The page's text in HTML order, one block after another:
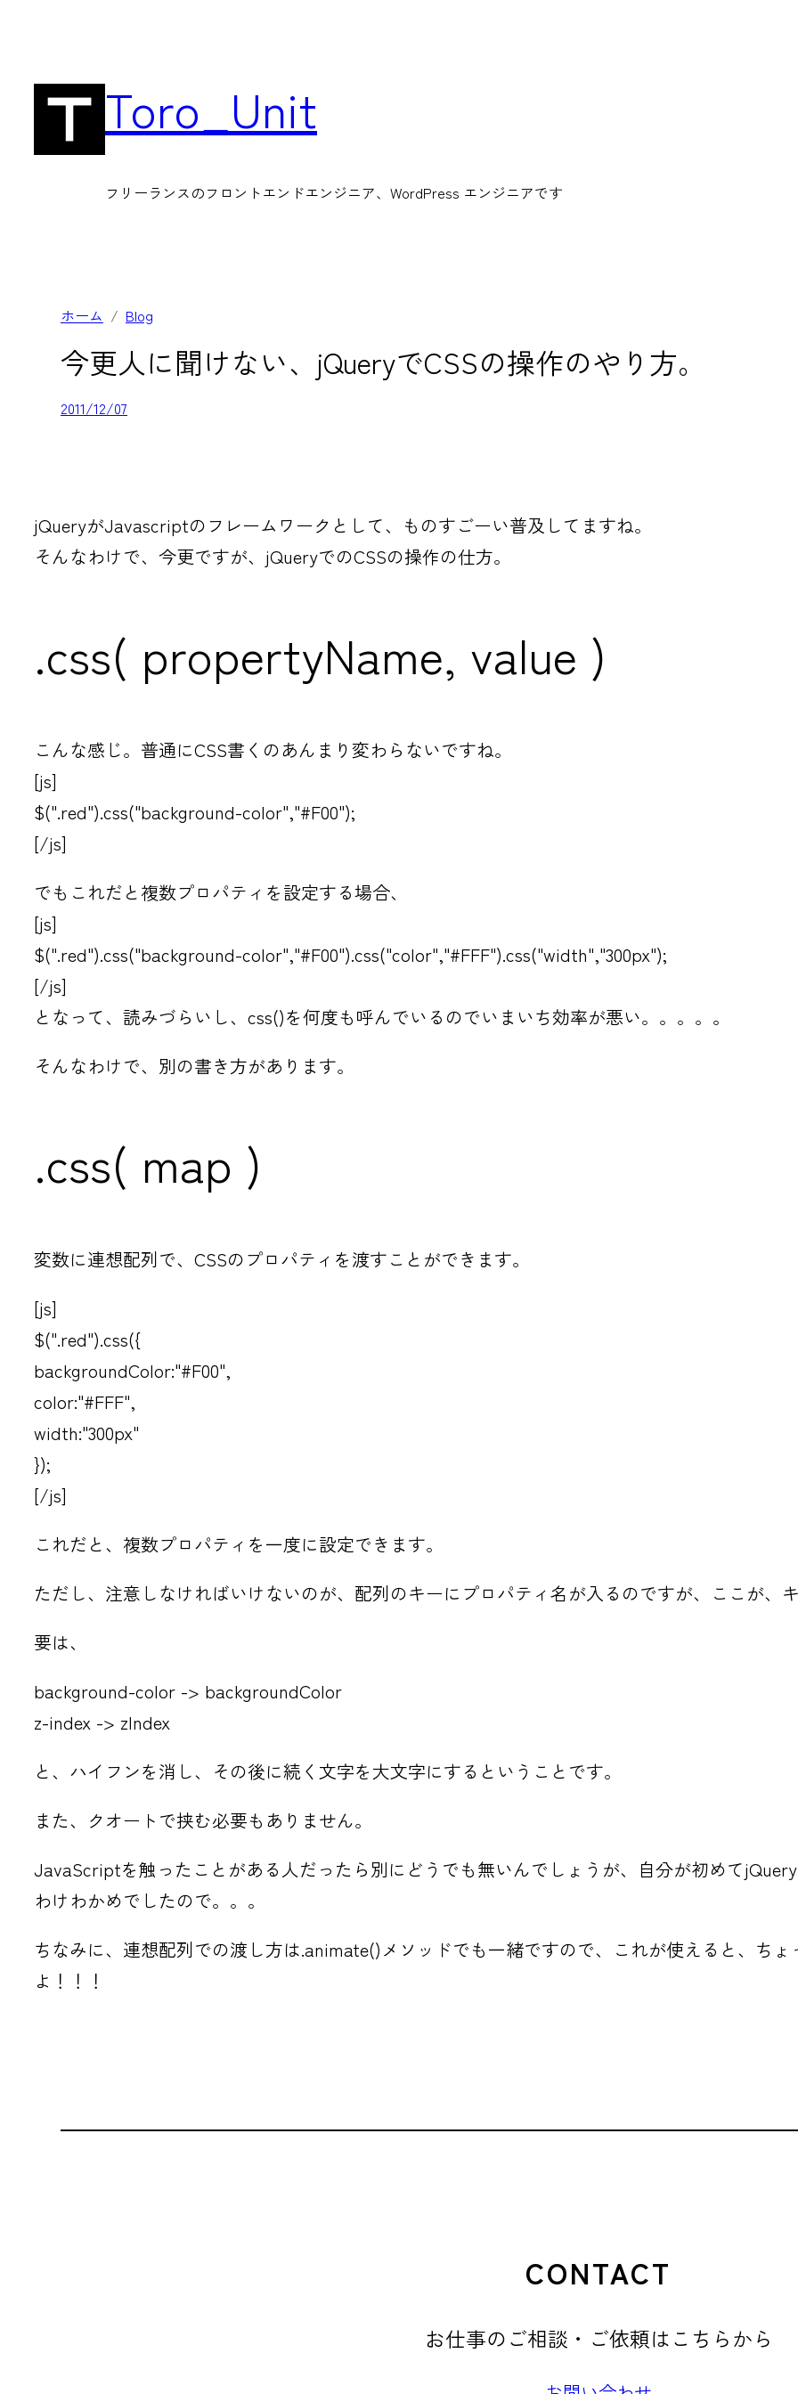
Toro_Unit
フリーランスのフロントエンドエンジニア、WordPress エンジニアです
ホーム Blog
今更人に聞けない、jQueryでCSSの操作のやり方。
2011/12/07
jQueryがJavascriptのフレームワークとして、ものすごーい普及してますね。
そんなわけで、今更ですが、jQueryでのCSSの操作の仕方。
.css( propertyName, value )
こんな感じ。普通にCSS書くのあんまり変わらないですね。
[js]
$(".red").css("background-color","#F00");
[/js]
でもこれだと複数プロパティを設定する場合、
[js]
$(".red").css("background-color","#F00").css("color","#FFF").css("width","300px");
[/js]
となって、読みづらいし、css()を何度も呼んでいるのでいまいち効率が悪い。。。。。
そんなわけで、別の書き方があります。
.css( map )
変数に連想配列で、CSSのプロパティを渡すことができます。
[js]
$(".red").css({
backgroundColor:"#F00",
color:"#FFF",
width:"300px"
});
[/js]
これだと、複数プロパティを一度に設定できます。
ただし、注意しなければいけないのが、配列のキーにプロパティ名が入るのですが、ここが、
要は、
background-color -> backgroundColor
z-index -> zIndex
と、ハイフンを消し、その後に続く文字を大文字にするということです。
また、クオートで挟む必要もありません。
JavaScriptを触ったことがある人だったら別にどうでも無いんでしょうが、自分が初めて
わけわかめでしたので。。。
ちなみに、連想配列での渡し方は.animate()メソッドでも一緒ですので、これが使えると、ち
よ！！！
CONTACT
お仕事のご相談・ご依頼はこちらから